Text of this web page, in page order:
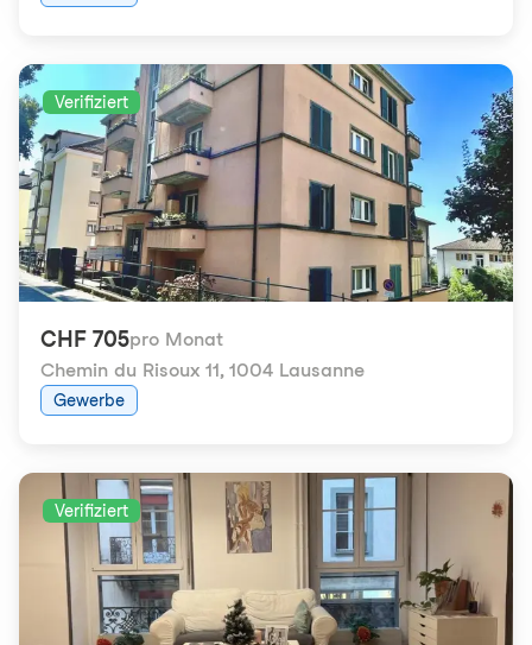
Verifiziert
CHF 705pro Monat
Chemin du Risoux 11, 1004 Lausanne
Gewerbe
Verifiziert